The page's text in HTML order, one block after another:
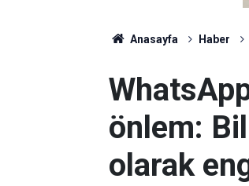
Anasayfa Haber
önlem:
olarak